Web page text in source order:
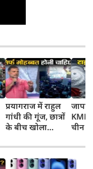
प्रयागराज में राहुल
गांधी की गूंज, छात्रों
के बीच खोला
दरवाजों' का सच
चीन
में
स्कूल